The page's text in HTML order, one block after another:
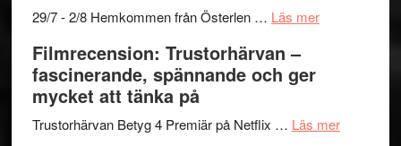
och
Scully
–
och
lättsam
29/7 - 2/8 Hemkommen från Österlen … Läs merom
2026
Filmrecension: Trustorhärvan –
fascinerande, spännande och ger
mycket att tänka på
Trustorhärvan Betyg 4 Premiär på Netflix … Läs merom